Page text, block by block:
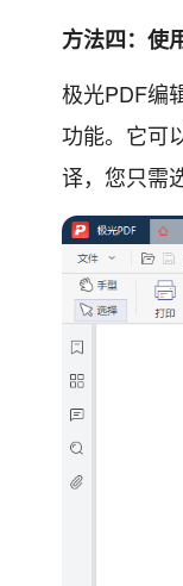
方法四：使
极光PDF编
功能。它可
译，您只需